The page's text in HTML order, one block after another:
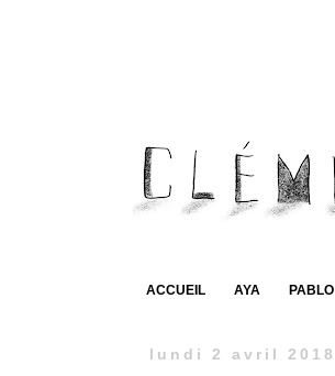
ACCUEIL AYA PABLO
lundi 2 avril 2018